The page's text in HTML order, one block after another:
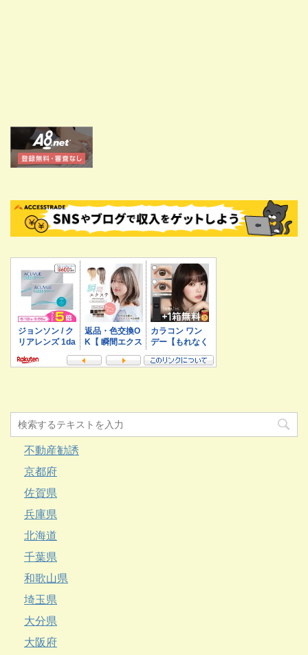
不動産勧誘
京都府
佐賀県
兵庫県
北海道
千葉県
和歌山県
埼玉県
大分県
大阪府